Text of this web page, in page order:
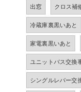
出窓 クロス補
冷蔵庫裏黒いあと
家電裏黒いあと
ユニットバス交換
シングルレバー交